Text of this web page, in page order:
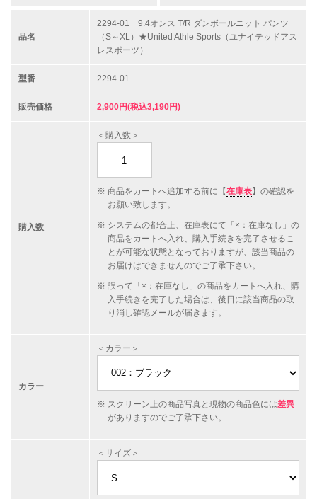
品名
2294-01 9.4オンス T/R ダンボールニット パンツ
（S～XL）★United Athle Sports（ユナイテッドアス
レスポーツ）
型番 2294-01
販売価格 2,900円(税込3,190円)
購入数
＜購入数＞
商品をカートへ追加する前に【在庫表】の確認を
お願い致します。
システムの都合上、在庫表にて「×：在庫なし」の
商品をカートへ入れ、購入手続きを完了させるこ
とが可能な状態となっておりますが、該当商品の
お届けはできませんのでご了承下さい。
誤って「×：在庫なし」の商品をカートへ入れ、購
入手続きを完了した場合は、後日に該当商品の取
り消し確認メールが届きます。
カラー
＜カラー＞
スクリーン上の商品写真と現物の商品色には差異
がありますのでご了承下さい。
＜サイズ＞